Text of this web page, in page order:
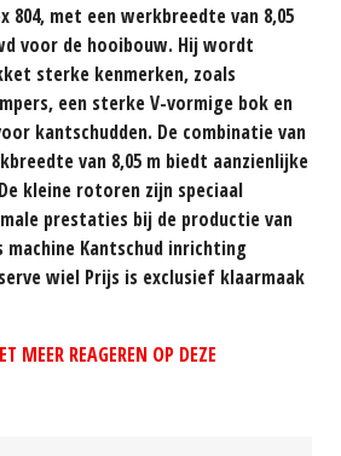
804, met een werkbreedte van 8,05
voor de hooibouw. Hij wordt
sterke kenmerken, zoals
een sterke V-vormige bok en
kantschudden. De combinatie van
van 8,05 m biedt aanzienlijke
kleine rotoren zijn speciaal
prestaties bij de productie van
Kantschud inrichting
wiel Prijs is exclusief klaarmaak
MEER REAGEREN OP DEZE